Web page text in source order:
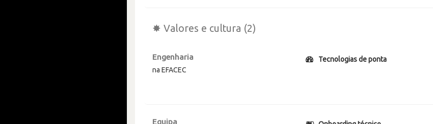
✸ Valores e cultura (2)
Engenharia
na EFACEC
Tecnologias de ponta
Equipa